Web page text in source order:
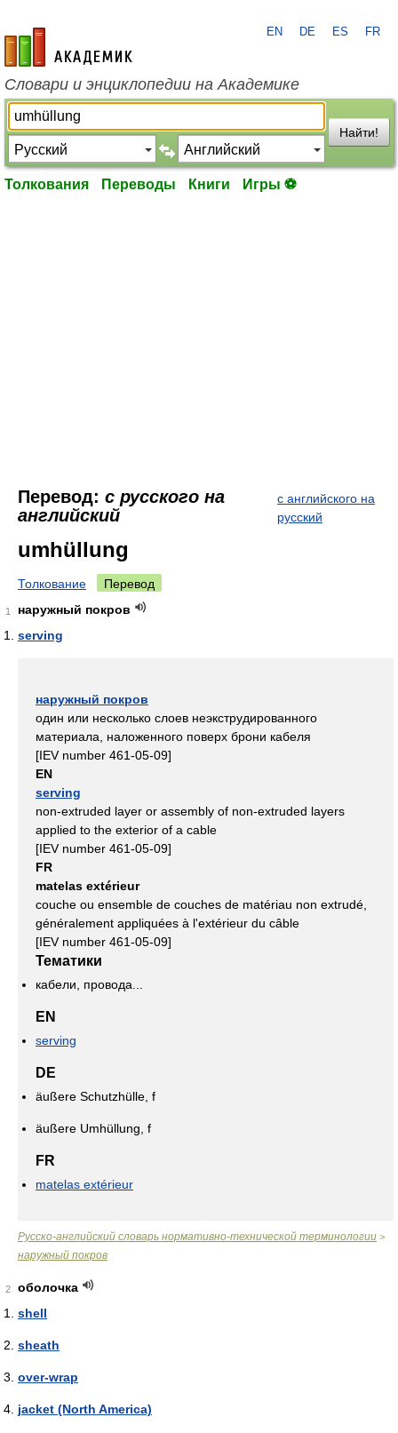
academic.ru
EN DE ES FR
Словари и энциклопедии на Академике
Найти!
Толкования Переводы Книги Игры ⚽
Перевод: с русского на
английский
с английского на
русский
umhüllung
Толкование Перевод
1
наружный покров
serving
наружный покров
один или несколько слоев неэкструдированного
материала, наложенного поверх брони кабеля
[IEV number 461-05-09]
EN
serving
non-extruded layer or assembly of non-extruded layers
applied to the exterior of a cable
[IEV number 461-05-09]
FR
matelas extérieur
couche ou ensemble de couches de matériau non extrudé,
généralement appliquées à l'extérieur du câble
[IEV number 461-05-09]
Тематики
кабели, провода...
EN
serving
DE
äußere Schutzhülle, f
äußere Umhüllung, f
FR
matelas extérieur
Русско-английский словарь нормативно-технической терминологии >
наружный покров
2
оболочка
shell
sheath
over-wrap
jacket (North America)